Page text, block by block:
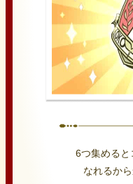
6つ集める
なれるか